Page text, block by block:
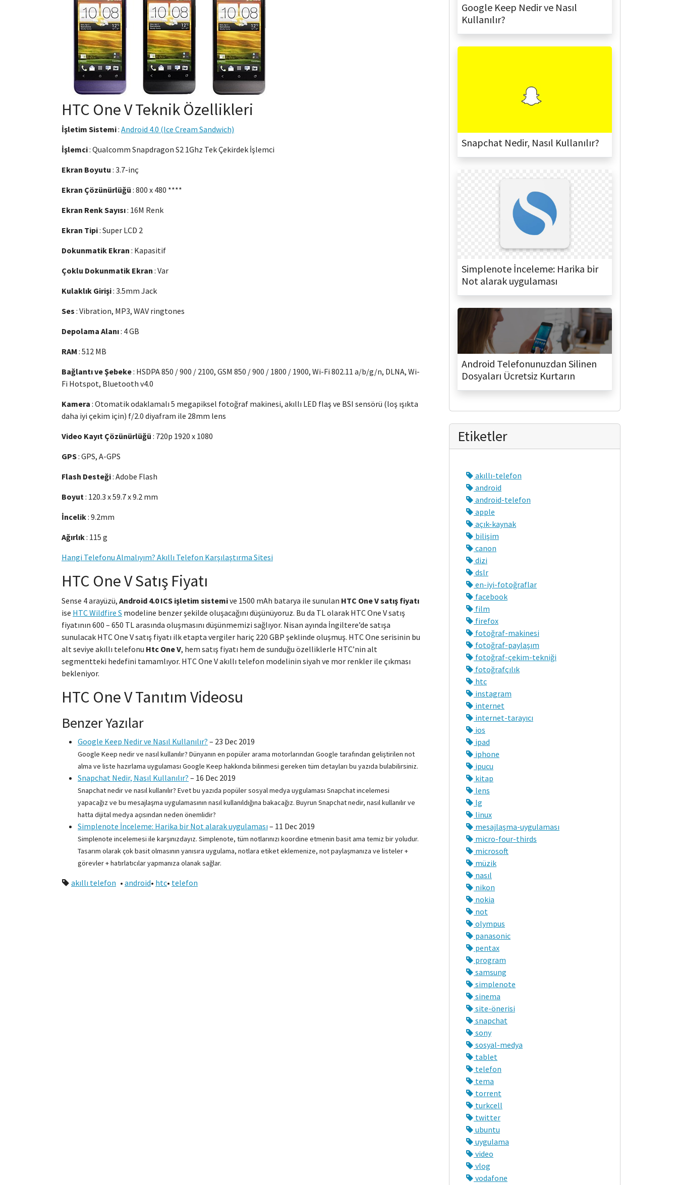
HTC One V Teknik Özellikleri
İşletim Sistemi: Android 4.0 (Ice Cream Sandwich)
İşlemci: Qualcomm Snapdragon S2 1Ghz Tek Çekirdek İşlemci
Ekran Boyutu : 3.7-inç
Ekran Çözünürlüğü : 800 x 480 ****
Ekran Renk Sayısı: 16M Renk
Ekran Tipi: Super LCD 2
Dokunmatik Ekran : Kapasitif
Çoklu Dokunmatik Ekran : Var
Kulaklık Girişi: 3.5mm Jack
Ses : Vibration, MP3, WAV ringtones
Depolama Alanı: 4 GB
RAM : 512 MB
Bağlantı ve Şebeke: HSDPA 850 / 900 / 2100, GSM 850 / 900 / 1800 / 1900, Wi-Fi 802.11 a/b/g/n, DLNA, Wi-
Fi Hotspot, Bluetooth v4.0
Kamera : Otomatik odaklamalı 5 megapiksel fotoğraf makinesi, akıllı LED flaş ve BSI sensörü (loş ışıkta
daha iyi çekim için) f/2.0 diyafram ile 28mm lens
Video Kayıt Çözünürlüğü : 720p 1920 x 1080
GPS: GPS, A-GPS
Flash Desteği: Adobe Flash
Boyut: 120.3 x 59.7 x 9.2 mm
İncelik: 9.2mm
Ağırlık: 115 g
Hangi Telefonu Almalıyım? Akıllı Telefon Karşılaştırma Sitesi
HTC One V Satış Fiyatı
Sense 4 arayüzü, Android 4.0 ICS işletim sistemive 1500 mAh batarya ile sunulan HTC One V satış fiyatı
ise HTC Wildfire S modeline benzer şekilde oluşacağını düşünüyoruz. Bu da TL olarak HTC One V satış
fiyatının 600 – 650 TL arasında oluşmasını düşünmemizi sağlıyor. Nisan ayında İngiltere’de satışa
sunulacak HTC One V satış fiyatı ilk etapta vergiler hariç 220 GBP şeklinde oluşmuş. HTC One serisinin bu
alt seviye akıllı telefonu Htc One V, hem satış fiyatı hem de sunduğu özelliklerle HTC’nin alt
segmentteki hedefini tamamlıyor. HTC One V akıllı telefon modelinin siyah ve mor renkler ile çıkması
bekleniyor.
HTC One V Tanıtım Videosu
Benzer Yazılar
Google Keep Nedir ve Nasıl Kullanılır? – 23 Dec 2019
Google Keep nedir ve nasıl kullanılır? Dünyanın en popüler arama motorlarından Google tarafından geliştirilen not
alma ve liste hazırlama uygulaması Google Keep hakkında bilinmesi gereken tüm detayları bu yazıda bulabilirsiniz.
Snapchat Nedir, Nasıl Kullanılır? – 16 Dec 2019
Snapchat nedir ve nasıl kullanılır? Evet bu yazıda popüler sosyal medya uygulaması Snapchat incelemesi
yapacağız ve bu mesajlaşma uygulamasının nasıl kullanıldığına bakacağız. Buyrun Snapchat nedir, nasıl kullanılır ve
hatta dijital medya açısından neden önemlidir?
Simplenote İnceleme: Harika bir Not alarak uygulaması – 11 Dec 2019
Simplenote incelemesi ile karşınızdayız. Simplenote, tüm notlarınızı koordine etmenin basit ama temiz bir yoludur.
Tasarım olarak çok basit olmasının yanısıra uygulama, notlara etiket eklemenize, not paylaşmanıza ve listeler +
görevler + hatırlatıcılar yapmanıza olanak sağlar.
akıllı telefon • android• htc• telefon
Google Keep Nedir ve Nasıl
Kullanılır?
Snapchat Nedir, Nasıl Kullanılır?
Simplenote İnceleme: Harika bir
Not alarak uygulaması
Android Telefonunuzdan Silinen
Dosyaları Ücretsiz Kurtarın
Etiketler
akıllı-telefon
android
android-telefon
apple
açık-kaynak
bilişim
canon
dizi
dslr
en-iyi-fotoğraflar
facebook
film
firefox
fotoğraf-makinesi
fotoğraf-paylaşım
fotoğraf-çekim-tekniği
fotoğrafçılık
htc
instagram
internet
internet-tarayıcı
ios
ipad
iphone
ipucu
kitap
lens
lg
linux
mesajlaşma-uygulaması
micro-four-thirds
microsoft
müzik
nasıl
nikon
nokia
not
olympus
panasonic
pentax
program
samsung
simplenote
sinema
site-önerisi
snapchat
sony
sosyal-medya
tablet
telefon
tema
torrent
turkcell
twitter
ubuntu
uygulama
video
vlog
vodafone